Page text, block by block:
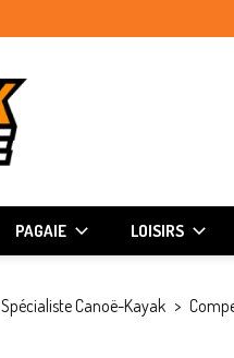
PAGAIE LOISIRS
Spécialiste Canoë-Kayak